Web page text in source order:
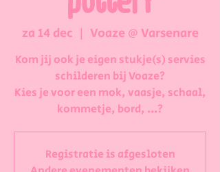
za 14 dec
  |
Voaze @ Varsenare
Kom jij ook je eigen stukje(s) servies
schilderen bij Voaze?
Kies je voor een mok, vaasje, schaal,
kommetje, bord, ...?
Registratie is afgesloten